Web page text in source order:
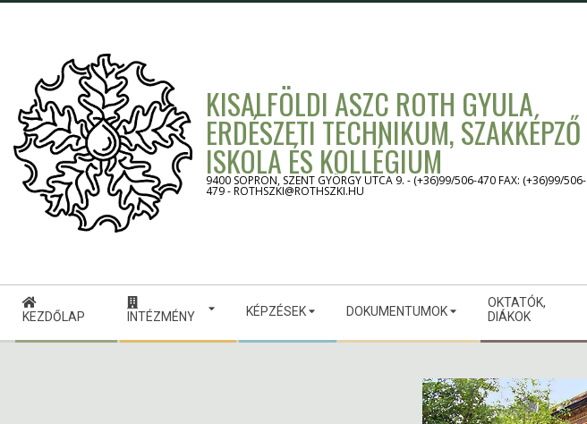
KISALFÖLDI ASZC ROTH GYULA
ERDÉSZETI TECHNIKUM, SZAKKÉPZŐ
ISKOLA ÉS KOLLÉGIUM
9400 SOPRON, SZENT GYÖRGY UTCA 9. - (+36)99/506-470 FAX: (+36)99/506-
479 - ROTHSZKI@ROTHSZKI.HU
Secondary
Navigation
Menu
KEZDŐLAP INTÉZMÉNY KÉPZÉSEK DOKUMENTUMOK
OKTATÓK,
DIÁKOK